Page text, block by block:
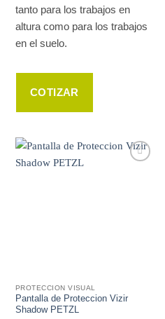
tanto para los trabajos en
altura como para los trabajos
en el suelo.
COTIZAR
PROTECCION VISUAL
Pantalla de Proteccion Vizir
Shadow PETZL